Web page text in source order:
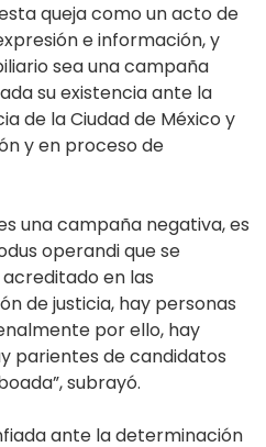
queja como un acto de
e información, y
sea una campaña
su existencia ante la
de la Ciudad de México y
y en proceso de
una campaña negativa, es
operandi que se
en las
de justicia, hay personas
por ello, hay
parientes de candidatos
subrayó.
ante la determinación